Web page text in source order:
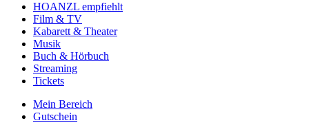
HOANZL empfiehlt
Film & TV
Kabarett & Theater
Musik
Buch & Hörbuch
Streaming
Tickets
Mein Bereich
Gutschein